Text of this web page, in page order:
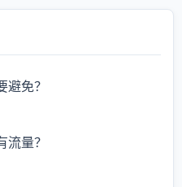
免？
量？